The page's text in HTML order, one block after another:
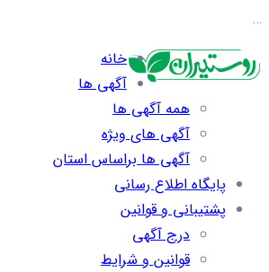
…
خانه
آگهی ها
همه آگهی ها
آگهی های ویژه
آگهی ها براساس استان
پایگاه اطلاع رسانی
پشتیبانی و قوانین
درج آگهی
قوانین و شرایط